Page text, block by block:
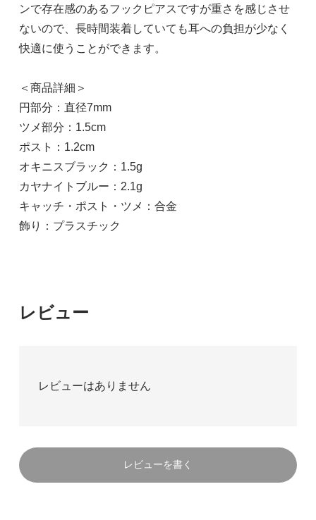
ンで存在感のあるフックピアスですが重さを感じさせ
ないので、長時間装着していても耳への負担が少なく
快適に使うことができます。
＜商品詳細＞
円部分：直径7mm
ツメ部分：1.5cm
ポスト：1.2cm
オキニスブラック：1.5g
カヤナイトブルー：2.1g
キャッチ・ポスト・ツメ：合金
飾り：プラスチック
レビュー
レビューはありません
レビューを書く
カヤナイトブルー
1,220円(税込)
在庫：2
ブラック＆ブルー
SOLD OUT